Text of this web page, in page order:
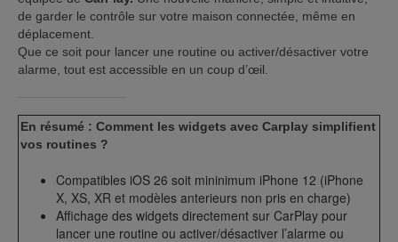
de garder le contrôle sur votre maison connectée, même en
déplacement.
Que ce soit pour lancer une routine ou activer/désactiver votre
alarme, tout est accessible en un coup d’œil.
En résumé : Comment les widgets avec Carplay simplifient
vos routines ?
Compatibles iOS 26 soit mininimum iPhone 12 (iPhone
X, XS, XR et modèles anterieurs non pris en charge)
Affichage des widgets directement sur CarPlay pour
lancer une routine ou activer/désactiver l’alarme ou